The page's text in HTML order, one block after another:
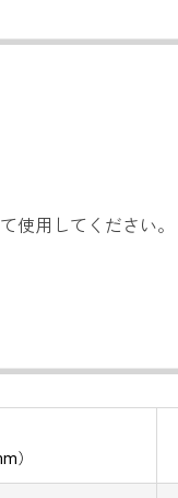
使用してください。
）